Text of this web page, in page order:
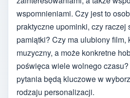
wspomnieniami. Czy jest to
praktyczne upominki, czy raczej
pamiątki? Czy ma ulubiony film,
muzyczny, a może konkretne
poświęca wiele wolnego
pytania będą kluczowe w
rodzaju personalizacji.